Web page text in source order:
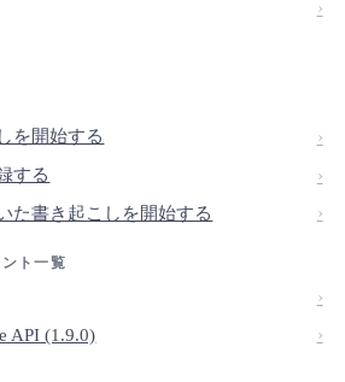
を開始する
する
た書き起こしを開始する
ト一覧
API (1.9.0)